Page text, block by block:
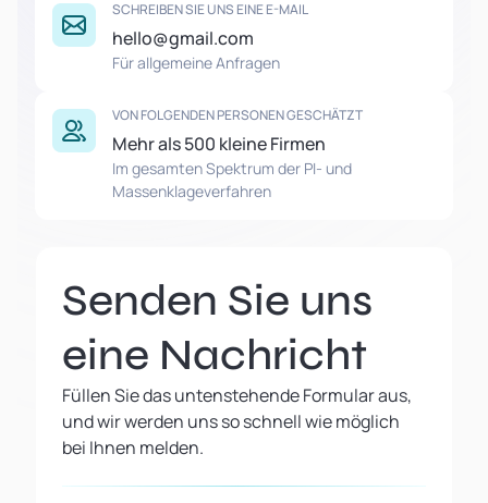
SCHREIBEN SIE UNS EINE E-MAIL
hello@gmail.com
Für allgemeine Anfragen
VON FOLGENDEN PERSONEN GESCHÄTZT
Mehr als 500 kleine Firmen
Im gesamten Spektrum der PI- und
Massenklageverfahren
Senden Sie uns
eine Nachricht
Füllen Sie das untenstehende Formular aus,
und wir werden uns so schnell wie möglich
bei Ihnen melden.